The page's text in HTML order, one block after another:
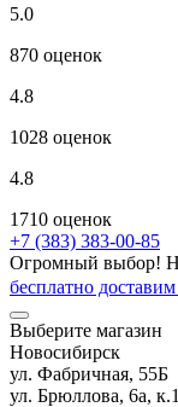
5.0
870 оценок
4.8
1028 оценок
4.8
1710 оценок
+7 (383) 383-00-85
Огромный выбор!
бесплатно доставим
Выберите магазин
Новосибирск
ул. Фабричная, 55Б
ул. Брюллова, 6а, к.1